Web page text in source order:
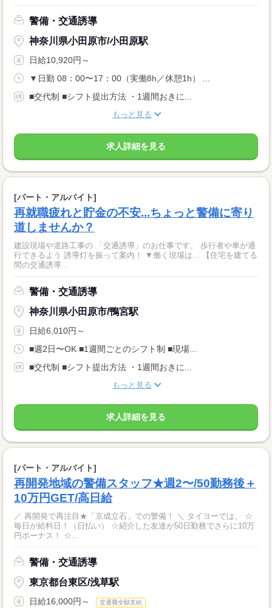
警備・交通誘導
神奈川県小田原市/小田原駅
日給10,920円～
▼日勤 08：00〜17：00（実働8h／休憩1h） ...
■交代制 ■シフト提出方法 ・1週間おきに...
もっと見る
求人詳細を見る
[パート・アルバイト]
再就職疲れと貯金の不安...ちょっと警備に寄り
道しませんか？
建設現場や道路工事の 「交通誘導」のお仕事です。 歩行者や車が通
行できるよう 誘導灯を振って案内！ ▼働く現場は... 【住宅を建てる
間の交通誘導...
警備・交通誘導
神奈川県小田原市/鴨宮駅
日給6,010円～
■週2日〜OK ■1週間ごとのシフト制 ■現場...
■交代制 ■シフト提出方法 ・1週間おきに...
もっと見る
求人詳細を見る
[パート・アルバイト]
再開発地域の警備スタッフ★週2〜/50勤務後＋
10万円GET/高日給
／ 再開発で再注目★「京成立石」での警備！ ＼ タイヨーでは、 ☆
毎日が給料日！（日払い） ☆紹介した友達が50日勤務でさらに10万
円ボーナス！ ☆...
警備・交通誘導
東京都台東区/浅草駅
日給16,000円～ 交通費全額支給